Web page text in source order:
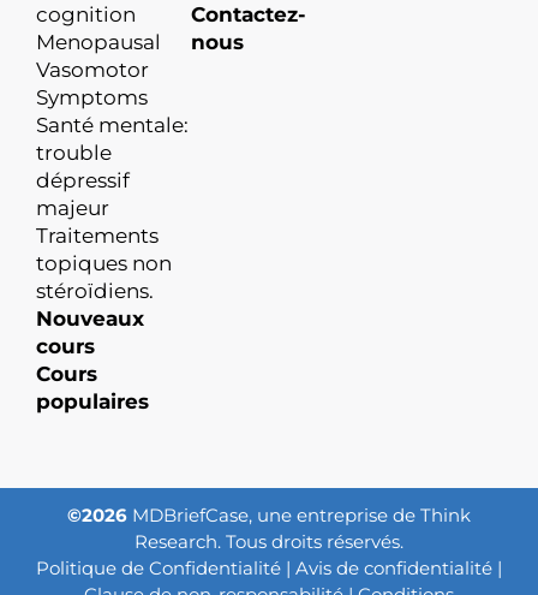
cognition
Menopausal
Vasomotor
Symptoms
Santé mentale:
trouble
dépressif
majeur
Traitements
topiques non
stéroïdiens.
Nouveaux
cours
Cours
populaires
Contactez-
nous
©2026 MDBriefCase, une entreprise de Think
Research. Tous droits réservés.
Politique de Confidentialité | Avis de confidentialité |